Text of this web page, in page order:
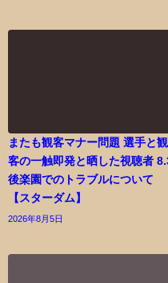
またも観客マナー問題 選手と観
客の一触即発と晒した視聴者
後楽園でのトラブルについて
【スターダム】
2026年8月5日